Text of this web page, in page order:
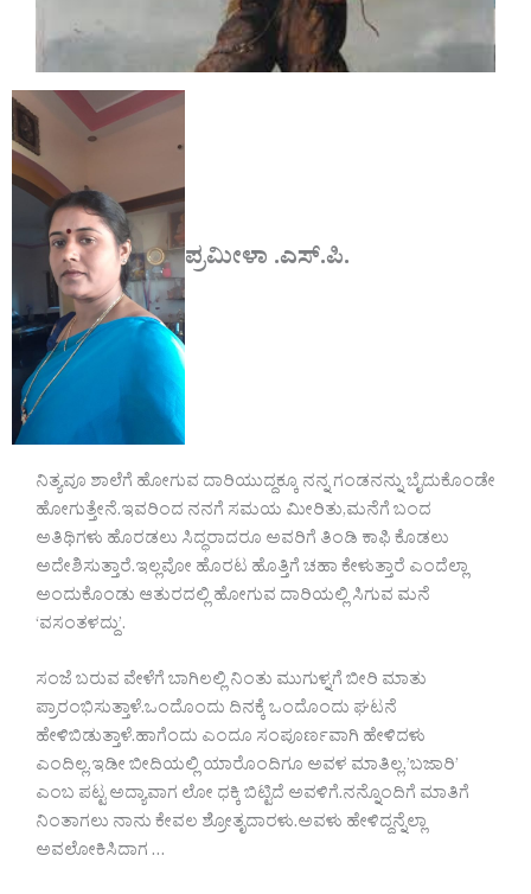
ಪ್ರಮೀಳಾ .ಎಸ್.ಪಿ.
ನಿತ್ಯವೂ ಶಾಲೆಗೆ ಹೋಗುವ ದಾರಿಯುದ್ದಕ್ಕೂ ನನ್ನ ಗಂಡನನ್ನು ಬೈದುಕೊಂಡೇ
ಹೋಗುತ್ತೇನೆ.ಇವರಿಂದ ನನಗೆ ಸಮಯ ಮೀರಿತು,ಮನೆಗೆ ಬಂದ
ಅತಿಥಿಗಳು ಹೊರಡಲು ಸಿದ್ಧರಾದರೂ ಅವರಿಗೆ ತಿಂಡಿ ಕಾಫಿ ಕೊಡಲು
ಅದೇಶಿಸುತ್ತಾರೆ.ಇಲ್ಲವೋ ಹೊರಟ ಹೊತ್ತಿಗೆ ಚಹಾ ಕೇಳುತ್ತಾರೆ ಎಂದೆಲ್ಲಾ
ಅಂದುಕೊಂಡು ಆತುರದಲ್ಲಿ ಹೋಗುವ ದಾರಿಯಲ್ಲಿ ಸಿಗುವ ಮನೆ
‘ವಸಂತಳದ್ದು’.
ಸಂಜೆ ಬರುವ ವೇಳೆಗೆ ಬಾಗಿಲಲ್ಲಿ ನಿಂತು ಮುಗುಳ್ನಗೆ ಬೀರಿ ಮಾತು
ಪ್ರಾರಂಭಿಸುತ್ತಾಳೆ.ಒಂದೊಂದು ದಿನಕ್ಕೆ ಒಂದೊಂದು ಘಟನೆ
ಹೇಳಿಬಿಡುತ್ತಾಳೆ.ಹಾಗೆಂದು ಎಂದೂ ಸಂಪೂರ್ಣವಾಗಿ ಹೇಳಿದಳು
ಎಂದಿಲ್ಲ.ಇಡೀ ಬೀದಿಯಲ್ಲಿ ಯಾರೊಂದಿಗೂ ಅವಳ ಮಾತಿಲ್ಲ.’ಬಜಾರಿ’
ಎಂಬ ಪಟ್ಟ ಅದ್ಯಾವಾಗ ಲೋ ಧಕ್ಕಿ ಬಿಟ್ಟಿದೆ ಅವಳಿಗೆ.ನನ್ನೊಂದಿಗೆ ಮಾತಿಗೆ
ನಿಂತಾಗಲು ನಾನು ಕೇವಲ ಶ್ರೋತೃದಾರಳು.ಅವಳು ಹೇಳಿದ್ದನ್ನೆಲ್ಲಾ
ಅವಲೋಕಿಸಿದಾಗ …